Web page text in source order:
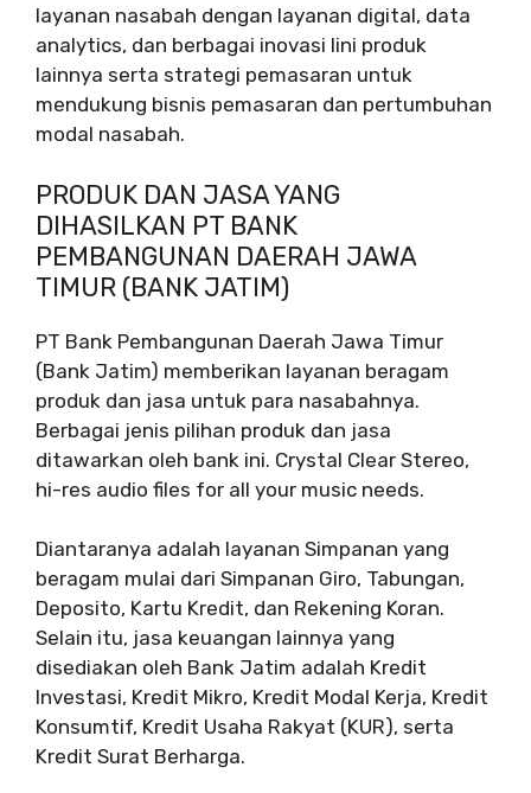
layanan nasabah dengan layanan digital, data
analytics, dan berbagai inovasi lini produk
lainnya serta strategi pemasaran untuk
mendukung bisnis pemasaran dan pertumbuhan
modal nasabah.
PRODUK DAN JASA YANG
DIHASILKAN PT BANK
PEMBANGUNAN DAERAH JAWA
TIMUR (BANK JATIM)
PT Bank Pembangunan Daerah Jawa Timur
(Bank Jatim) memberikan layanan beragam
produk dan jasa untuk para nasabahnya.
Berbagai jenis pilihan produk dan jasa
ditawarkan oleh bank ini. Crystal Clear Stereo,
hi-res audio files for all your music needs.
Diantaranya adalah layanan Simpanan yang
beragam mulai dari Simpanan Giro, Tabungan,
Deposito, Kartu Kredit, dan Rekening Koran.
Selain itu, jasa keuangan lainnya yang
disediakan oleh Bank Jatim adalah Kredit
Investasi, Kredit Mikro, Kredit Modal Kerja, Kredit
Konsumtif, Kredit Usaha Rakyat (KUR), serta
Kredit Surat Berharga.